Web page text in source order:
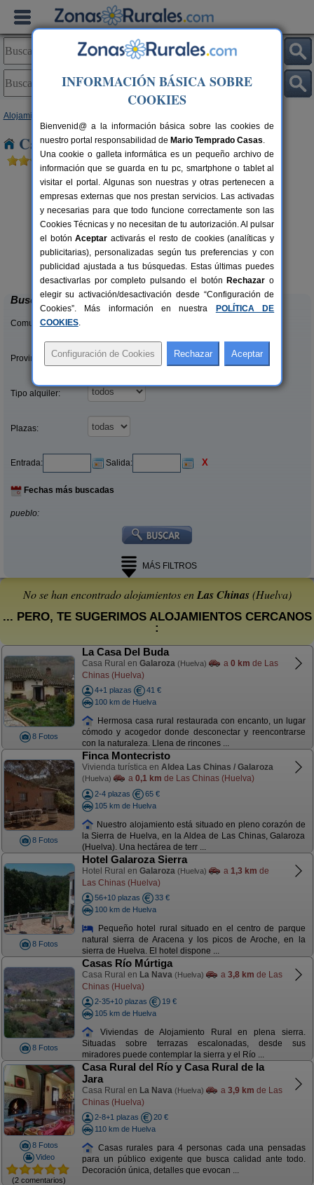
Alojamientos
Casas Rurales cerca de Las Chinas
6+2 pers.
desde40 €
Apartamentos Rurales Finca La
Media Legua
Aracena (Huelva)
Buscar
Comunidades:
Provincias/Islas:
Tipo alquiler:
Plazas:
Entrada: Salida: X
Fechas más buscadas
pueblo:
MÁS FILTROS
No se han encontrado alojamientos enLas Chinas(Huelva)
... PERO, TE SUGERIMOS ALOJAMIENTOS CERCANOS
:
8 Fotos
La Casa Del Buda
Casa Rural en Galaroza (Huelva) a 0 km de Las
Chinas (Huelva)
4+1 plazas
41 €
100 km de Huelva
Hermosa casa rural restaurada con encanto, un lugar
cómodo y acogedor donde desconectar y reencontrarse
con la naturaleza. Llena de rincones ...
8 Fotos
Finca Montecristo
Vivienda turística en Aldea Las Chinas / Galaroza
(Huelva) a 0,1 km de Las Chinas (Huelva)
2-4 plazas
65 €
105 km de Huelva
Nuestro alojamiento está situado en pleno corazón de
la Sierra de Huelva, en la Aldea de Las Chinas, Galaroza
(Huelva). Una hectárea de terr ...
8 Fotos
Hotel Galaroza Sierra
Hotel Rural en Galaroza (Huelva) a 1,3 km de
Las Chinas (Huelva)
56+10 plazas
33 €
100 km de Huelva
Pequeño hotel rural situado en el centro de parque
natural sierra de Aracena y los picos de Aroche, en la
sierra de Huelva. El hotel dispone ...
8 Fotos
Casas Río Múrtiga
Casa Rural en La Nava (Huelva) a 3,8 km de Las
Chinas (Huelva)
2-35+10 plazas
19 €
105 km de Huelva
Viviendas de Alojamiento Rural en plena sierra.
Situadas sobre terrazas escalonadas, desde sus
miradores puede contemplar la sierra y el Río ...
8 Fotos
Video
(2 comentarios)
Casa Rural del Río y Casa Rural de la
Jara
Casa Rural en La Nava (Huelva) a 3,9 km de Las
Chinas (Huelva)
2-8+1 plazas
20 €
110 km de Huelva
Casas rurales para 4 personas cada una pensadas
para un público exigente que busca calidad ante todo.
Decoración única, detalles que evocan ...
INFORMACIÓN BÁSICA SOBRE
COOKIES
Bienvenid@ a la información básica sobre las cookies de
nuestro portal responsabilidad de Mario Temprado Casas.
Una cookie o galleta informática es un pequeño archivo de
información que se guarda en tu pc, smartphone o tablet al
visitar el portal. Algunas son nuestras y otras pertenecen a
empresas externas que nos prestan servicios. Las activadas
y necesarias para que todo funcione correctamente son las
Cookies Técnicas y no necesitan de tu autorización. Al pulsar
el botónAceptar activarás el resto de cookies (analíticas y
publicitarias), personalizadas según tus preferencias y con
publicidad ajustada a tus búsquedas. Estas últimas puedes
desactivarlas por completo pulsando el botón Rechazar o
elegir su activación/desactivación desde “Configuración de
Cookies”. Más información en nuestra
POLÍTICA DE
COOKIES.